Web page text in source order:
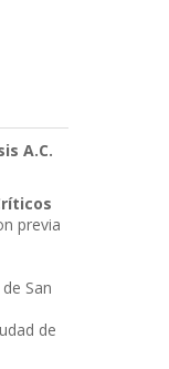
A.C.
previa
San
de